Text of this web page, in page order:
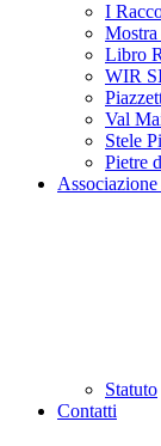
I
Libro
WIR
Val
Stele
Pietre
Statuto
Contatti